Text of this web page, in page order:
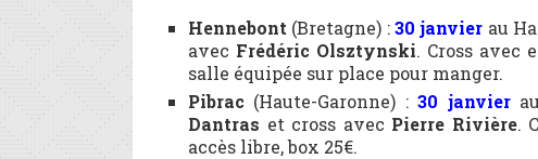
Hennebont (Bretagne) :30 janvier au
avec Frédéric Olsztynski. Cross avec
salle équipée sur place pour manger.
Pibrac (Haute-Garonne) :30 janvier
Dantras et cross avec Pierre Rivière.
accès libre, box 25€.